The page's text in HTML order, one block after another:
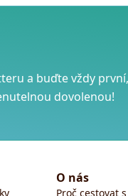
a buďte vždy první,
dovolenou!
O nás
Proč cestovat